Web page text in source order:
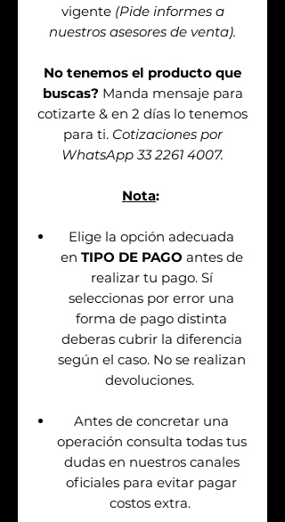
vigente (Pide informes a
nuestros asesores de venta).
No tenemos el producto que
buscas? Manda mensaje para
cotizarte & en 2 días lo tenemos
para ti. Cotizaciones por
WhatsApp 33 2261 4007.
Nota:
Elige la opción adecuada
en TIPO DE PAGO antes de
realizar tu pago. Sí
seleccionas por error una
forma de pago distinta
deberas cubrir la diferencia
según el caso. No se realizan
devoluciones.
Antes de concretar una
operación consulta todas tus
dudas en nuestros canales
oficiales para evitar pagar
costos extra.